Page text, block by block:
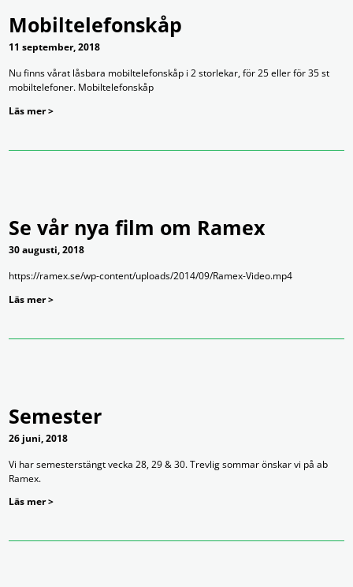
Mobiltelefonskåp
11 september, 2018
Nu finns vårat låsbara mobiltelefonskåp i 2 storlekar, för 25 eller för 35 st
mobiltelefoner. Mobiltelefonskåp
Läs mer >
Se vår nya film om Ramex
30 augusti, 2018
https://ramex.se/wp-content/uploads/2014/09/Ramex-Video.mp4
Läs mer >
Semester
26 juni, 2018
Vi har semesterstängt vecka 28, 29 & 30. Trevlig sommar önskar vi på ab
Ramex.
Läs mer >